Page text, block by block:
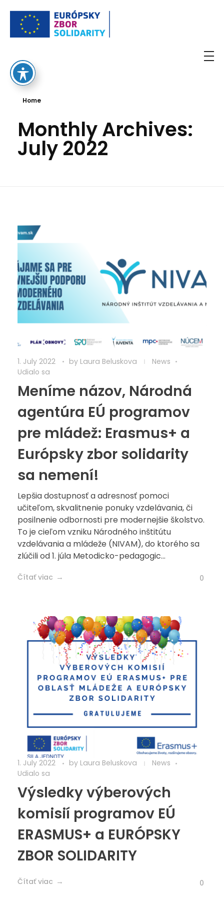
Home
Monthly Archives:
July 2022
1. July 2022 by Laura Beluskova
News
Udialo sa
Meníme názov, Národná
agentúra EÚ programov
pre mládež: Erasmus+ a
Európsky zbor solidarity
sa nemení!
Lepšia dostupnosť a adresnosť pomoci
učiteľom, skvalitnenie ponuky vzdelávania, či
posilnenie odbornosti pre modernejšie školstvo.
To je cieľom vzniku Národného inštitútu
vzdelávania a mládeže (NIVAM), do ktorého sa
zlúčili od 1. júla Metodicko-pedagogic...
Čítať viac 0
1. July 2022 by Laura Beluskova
News
Udialo sa
Výsledky výberových
komisií programov EÚ
ERASMUS+ a EURÓPSKY
ZBOR SOLIDARITY
Čítať viac 0